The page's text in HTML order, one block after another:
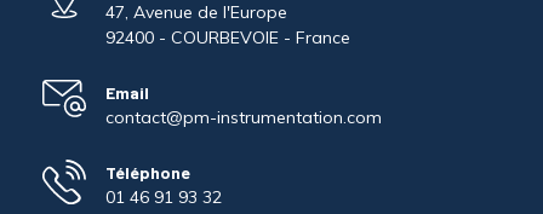
47, Avenue de l'Europe
92400 - COURBEVOIE - France
Email
contact@pm-instrumentation.com
Téléphone
01 46 91 93 32